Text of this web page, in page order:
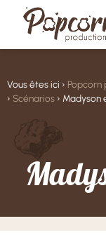
Vous êtes ici ›
› Scénarios › Madyson
Mady